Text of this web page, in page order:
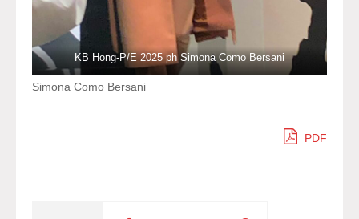
KB Hong-P/E 2025 ph Simona Como Bersani
Simona Como Bersani
PDF